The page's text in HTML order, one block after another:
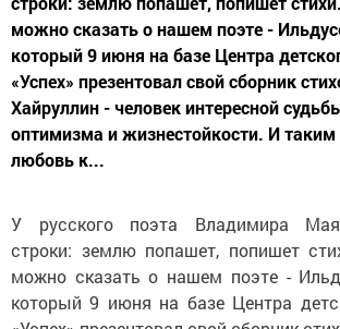
можно сказать о нашем поэте -
который 9 июня на базе Центра
«Успех» презентовал свой сборник
Хайруллин - человек интересной
оптимизма и жизнестойкости. И таким
любовь к...
У русского поэта Владимира
строки: землю попашет, попишет
можно сказать о нашем поэте -
который 9 июня на базе Центра